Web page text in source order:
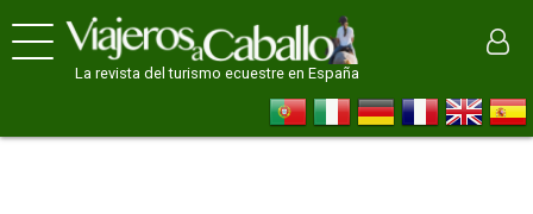
La revista del turismo ecuestre en España